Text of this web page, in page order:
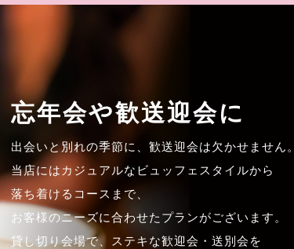
忘年会や歓送迎会に
出会いと別れの季節に、歓送迎会は欠かせません。
当店にはカジュアルなビュッフェスタイルから
落ち着けるコースまで、
お客様のニーズに合わせたプランがございます。
貸し切り会場で、ステキな歓迎会・送別会を